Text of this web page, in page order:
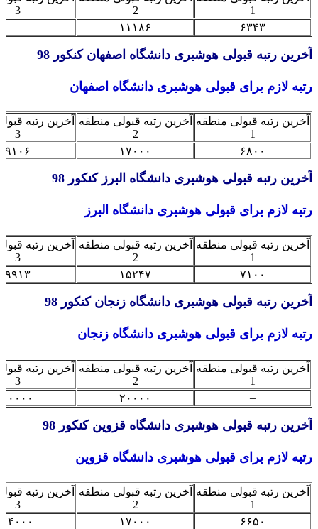
۶۳۴۳
۱۱۱۸۶
رتبه قبولی هوشبری دانشگاه اصفهان کنکور 98
لازم برای قبولی هوشبری دانشگاه اصفهان
رتبه قبولی منطقه آخرین رتبه قبولی منطقه آخرین رتبه قبولی
۶۸۰۰
۱۷۰۰۰ ۹۱۰۶
رتبه قبولی هوشبری دانشگاه البرز کنکور 98
لازم برای قبولی هوشبری دانشگاه البرز
رتبه قبولی منطقه آخرین رتبه قبولی منطقه آخرین رتبه قبولی
۷۱۰۰
۱۵۲۴۷ ۹۹۱۳
رتبه قبولی هوشبری دانشگاه زنجان کنکور 98
لازم برای قبولی هوشبری دانشگاه زنجان
رتبه قبولی منطقه آخرین رتبه قبولی منطقه آخرین رتبه قبولی
۲۰۰۰۰ ۱۰۰۰۰
رتبه قبولی هوشبری دانشگاه قزوین کنکور 98
لازم برای قبولی هوشبری دانشگاه قزوین
رتبه قبولی منطقه آخرین رتبه قبولی منطقه آخرین رتبه قبولی
۶۶۵۰
۱۷۰۰۰ ۱۴۰۰۰